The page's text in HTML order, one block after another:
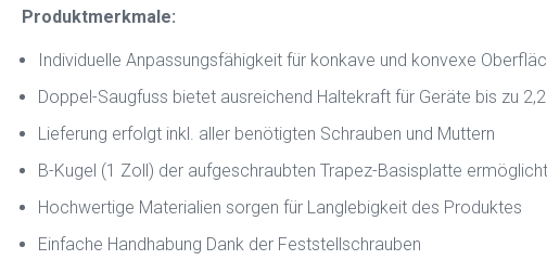
Produktmerkmale:
Individuelle Anpassungsfähigkeit für konkave und konvexe
Doppel-Saugfuss bietet ausreichend Haltekraft für Geräte bis zu
Lieferung erfolgt inkl. aller benötigten Schrauben und Muttern
B-Kugel (1 Zoll) der aufgeschraubten Trapez-Basisplatte
Hochwertige Materialien sorgen für Langlebigkeit des Produktes
Einfache Handhabung Dank der Feststellschrauben